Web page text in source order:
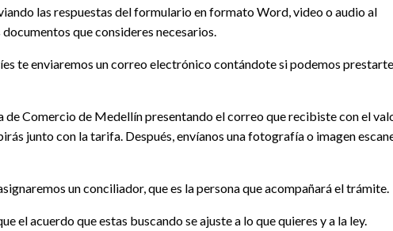
las respuestas del formulario en formato Word, video o audio al
documentos que consideres necesarios.
te enviaremos un correo electrónico contándote si podemos
de Comercio de Medellín presentando el correo que recibiste con el
junto con la tarifa. Después, envíanos una fotografía o imagen
un conciliador, que es la persona que acompañará el trámite.
el acuerdo que estas buscando se ajuste a lo que quieres y a la ley.